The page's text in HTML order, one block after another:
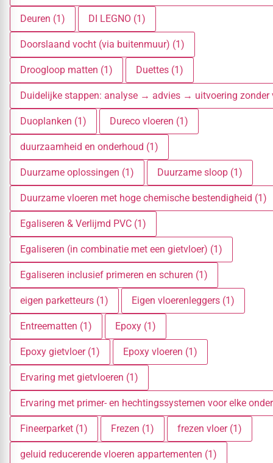
Deuren (1) DI LEGNO (1)
Doorslaand vocht (via buitenmuur) (1)
Droogloop matten (1) Duettes (1)
Duidelijke stappen: analyse → advies → uitvoering zonder
Duoplanken (1) Dureco vloeren (1)
duurzaamheid en onderhoud (1)
Duurzame oplossingen (1) Duurzame sloop (1)
Duurzame vloeren met hoge chemische bestendigheid (1)
Egaliseren & Verlijmd PVC (1)
Egaliseren (in combinatie met een gietvloer) (1)
Egaliseren inclusief primeren en schuren (1)
eigen parketteurs (1) Eigen vloerenleggers (1)
Entreematten (1) Epoxy (1)
Epoxy gietvloer (1) Epoxy vloeren (1)
Ervaring met gietvloeren (1)
Ervaring met primer- en hechtingssystemen voor elke
Fineerparket (1) Frezen (1) frezen vloer (1)
geluid reducerende vloeren appartementen (1)